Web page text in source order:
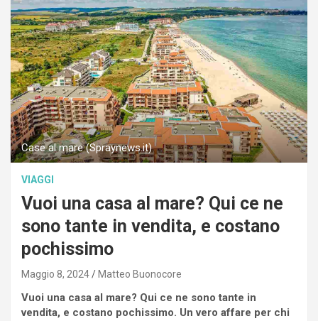
Case al mare (Spraynews.it)
VIAGGI
Vuoi una casa al mare? Qui ce ne
sono tante in vendita, e costano
pochissimo
Maggio 8, 2024 Matteo Buonocore
Vuoi una casa al mare? Qui ce ne sono tante in
vendita, e costano pochissimo. Un vero affare per chi